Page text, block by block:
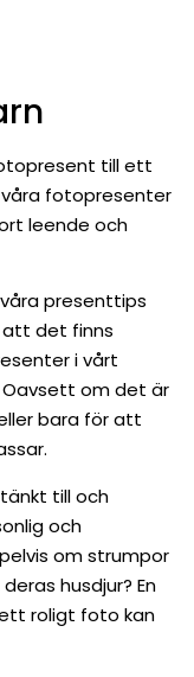
till ett
fotopresenter
leende och
presenttips
att det finns
i vårt
om det är
bara för att
till och
och
om strumpor
husdjur? En
roligt foto kan